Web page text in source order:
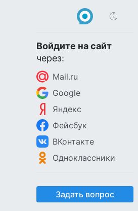
Войдите на сайт
через:
Mail.ru
Google
Яндекс
Фейсбук
ВКонтакте
Одноклассники
Задать вопрос